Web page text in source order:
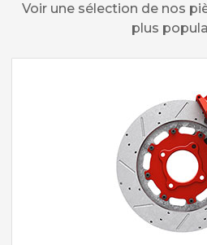
Voir une sélection de nos
plus